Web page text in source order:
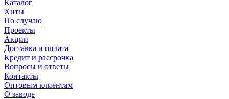
Каталог
Хиты
По случаю
Проекты
Акции
Доставка и оплата
Кредит и рассрочка
Вопросы и ответы
Контакты
Оптовым клиентам
О заводе